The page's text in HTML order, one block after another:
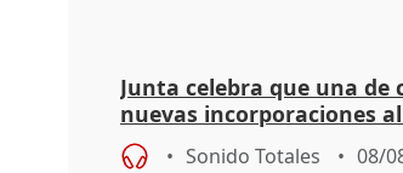
Junta celebra que una de
nuevas incorporaciones
andaluz son mujeres
Sonido Totales 08/